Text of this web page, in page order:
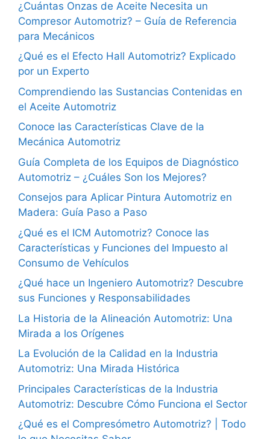
¿Cuántas Onzas de Aceite Necesita un
Compresor Automotriz? – Guía de Referencia
para Mecánicos
¿Qué es el Efecto Hall Automotriz? Explicado
por un Experto
Comprendiendo las Sustancias Contenidas en
el Aceite Automotriz
Conoce las Características Clave de la
Mecánica Automotriz
Guía Completa de los Equipos de Diagnóstico
Automotriz – ¿Cuáles Son los Mejores?
Consejos para Aplicar Pintura Automotriz en
Madera: Guía Paso a Paso
¿Qué es el ICM Automotriz? Conoce las
Características y Funciones del Impuesto al
Consumo de Vehículos
¿Qué hace un Ingeniero Automotriz? Descubre
sus Funciones y Responsabilidades
La Historia de la Alineación Automotriz: Una
Mirada a los Orígenes
La Evolución de la Calidad en la Industria
Automotriz: Una Mirada Histórica
Principales Características de la Industria
Automotriz: Descubre Cómo Funciona el Sector
¿Qué es el Compresómetro Automotriz? | Todo